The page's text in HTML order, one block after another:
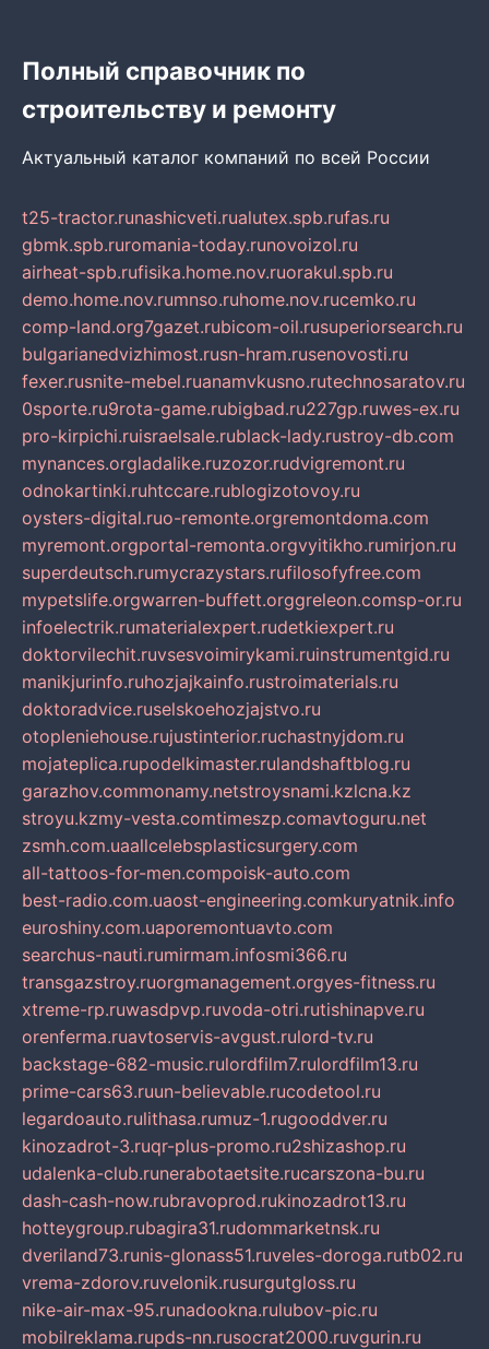
Полный справочник по
строительству и ремонту
Актуальный каталог компаний по всей России
t25-tractor.runashicveti.rualutex.spb.rufas.ru
gbmk.spb.ruromania-today.runovoizol.ru
airheat-spb.rufisika.home.nov.ruorakul.spb.ru
demo.home.nov.rumnso.ruhome.nov.rucemko.ru
comp-land.org7gazet.rubicom-oil.rusuperiorsearch.ru
bulgarianedvizhimost.rusn-hram.rusenovosti.ru
fexer.rusnite-mebel.ruanamvkusno.rutechnosaratov.ru
0sporte.ru9rota-game.rubigbad.ru227gp.ruwes-ex.ru
pro-kirpichi.ruisraelsale.rublack-lady.rustroy-db.com
mynances.orgladalike.ruzozor.rudvigremont.ru
odnokartinki.ruhtccare.rublogizotovoy.ru
oysters-digital.ruo-remonte.orgremontdoma.com
myremont.orgportal-remonta.orgvyitikho.rumirjon.ru
superdeutsch.rumycrazystars.rufilosofyfree.com
mypetslife.orgwarren-buffett.orggreleon.comsp-or.ru
infoelectrik.rumaterialexpert.rudetkiexpert.ru
doktorvilechit.ruvsesvoimirykami.ruinstrumentgid.ru
manikjurinfo.ruhozjajkainfo.rustroimaterials.ru
doktoradvice.ruselskoehozjajstvo.ru
otopleniehouse.rujustinterior.ruchastnyjdom.ru
mojateplica.rupodelkimaster.rulandshaftblog.ru
garazhov.commonamy.netstroysnami.kzlcna.kz
stroyu.kzmy-vesta.comtimeszp.comavtoguru.net
zsmh.com.uaallcelebsplasticsurgery.com
all-tattoos-for-men.compoisk-auto.com
best-radio.com.uaost-engineering.comkuryatnik.info
euroshiny.com.uaporemontuavto.com
searchus-nauti.rumirmam.infosmi366.ru
transgazstroy.ruorgmanagement.orgyes-fitness.ru
xtreme-rp.ruwasdpvp.ruvoda-otri.rutishinapve.ru
orenferma.ruavtoservis-avgust.rulord-tv.ru
backstage-682-music.rulordfilm7.rulordfilm13.ru
prime-cars63.ruun-believable.rucodetool.ru
legardoauto.rulithasa.rumuz-1.rugooddver.ru
kinozadrot-3.ruqr-plus-promo.ru2shizashop.ru
udalenka-club.runerabotaetsite.rucarszona-bu.ru
dash-cash-now.rubravoprod.rukinozadrot13.ru
hotteygroup.rubagira31.rudommarketnsk.ru
dveriland73.runis-glonass51.ruveles-doroga.rutb02.ru
vrema-zdorov.ruvelonik.rusurgutgloss.ru
nike-air-max-95.runadookna.rulubov-pic.ru
mobilreklama.rupds-nn.rusocrat2000.ruvgurin.ru